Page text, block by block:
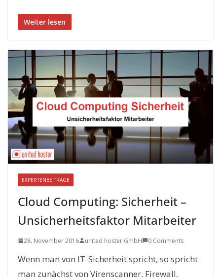
Weiter lesen
EXPERTENBEITRÄGE
Cloud Computing: Sicherheit –
Unsicherheitsfaktor Mitarbeiter
28. November 2016 united hoster GmbH 0 Comments
Wenn man von IT-Sicherheit spricht, so spricht
man zunächst von Virenscanner, Firewall,